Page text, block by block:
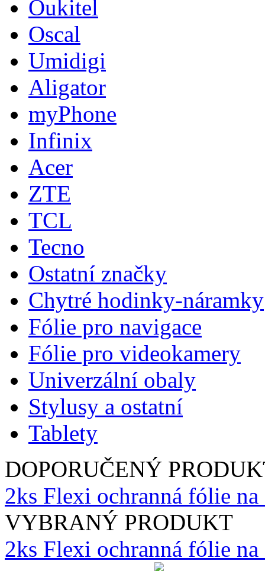
Oukitel
Oscal
Umidigi
Aligator
myPhone
Infinix
Acer
ZTE
TCL
Tecno
Ostatní značky
Chytré hodinky-náramky
Fólie pro navigace
Fólie pro videokamery
Univerzální obaly
Stylusy a ostatní
Tablety
DOPORUČENÝ
2ks Flexi ochranná fólie
VYBRANÝ PRODUKT
2ks Flexi ochranná fólie